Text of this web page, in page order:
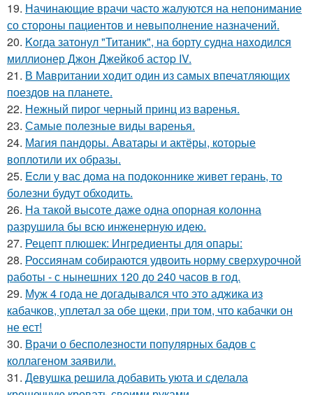
19. Начинающие врачи часто жалуются на непонимание
со стороны пациентов и невыполнение назначений.
20. Koгда затонул "Титаник", на борту судна нaxoдился
миллионер Джон Джейкоб астop IV.
21. В Мавритании ходит один из самых впечатляющих
поездов на планете.
22. Нежный пирог черный принц из варенья.
23. Самые полезные виды варенья.
24. Магия пандоры. Аватары и актёры, которые
воплотили их образы.
25. Ecли у вас дoма на подоконнике живет герань, то
болезни будут обходить.
26. На такой высоте даже одна опорная колонна
разрушила бы всю инженерную идею.
27. Рецепт плюшек: Ингредиенты для опары:
28. Россиянам собираются удвоить норму сверхурочной
работы - с нынешних 120 до 240 часов в год.
29. Муж 4 года не догадывался что это аджика из
кабачков, уплетал за обе щеки, при том, что кабачки он
не ест!
30. Врачи о бесполезности популярных бадов с
коллагеном заявили.
31. Девушка решила добавить уюта и сделала